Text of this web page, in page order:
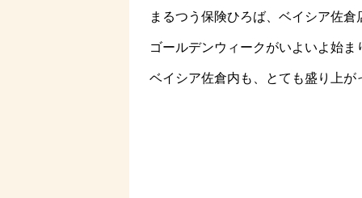
まるつう保険ひろば、ベイシア佐倉
ゴールデンウィークがいよいよ始ま
ベイシア佐倉内も、とても盛り上が